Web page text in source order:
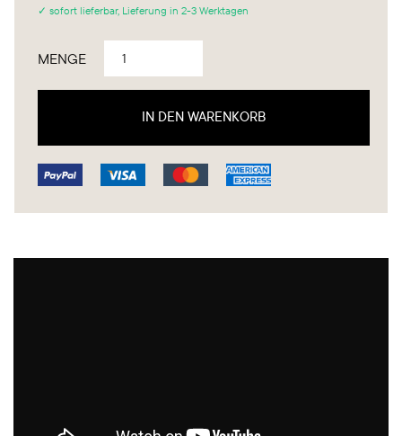
✓ sofort lieferbar, Lieferung in 2-3 Werktagen
MENGE